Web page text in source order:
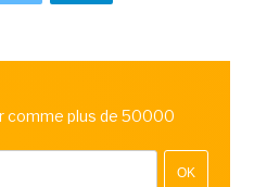
comme plus de 50000
OK